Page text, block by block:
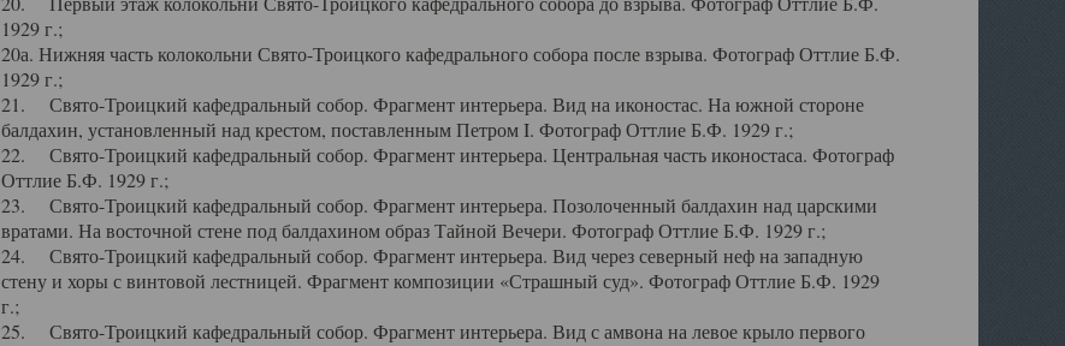
1929 г.;
20а. Нижняя часть колокольни Свято-Троицкого кафедрального собора после взрыва. Фотограф Оттлие Б.Ф.
1929 г.;
21. Свято-Троицкий кафедральный собор. Фрагмент интерьера. Вид на иконостас. На южной стороне
балдахин, установленный над крестом, поставленным Петром I. Фотограф Оттлие Б.Ф. 1929 г.;
22. Свято-Троицкий кафедральный собор. Фрагмент интерьера. Центральная часть иконостаса. Фотограф
Оттлие Б.Ф. 1929 г.;
23. Свято-Троицкий кафедральный собор. Фрагмент интерьера. Позолоченный балдахин над царскими
вратами. На восточной стене под балдахином образ Тайной Вечери. Фотограф Оттлие Б.Ф. 1929 г.;
24. Свято-Троицкий кафедральный собор. Фрагмент интерьера. Вид через северный неф на западную
стену и хоры с винтовой лестницей. Фрагмент композиции «Страшный суд». Фотограф Оттлие Б.Ф. 1929
г.;
25. Свято-Троицкий кафедральный собор. Фрагмент интерьера. Вид с амвона на левое крыло первого